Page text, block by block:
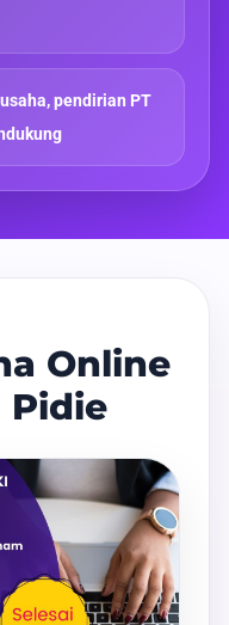
pendirian PT
Online
Pidie